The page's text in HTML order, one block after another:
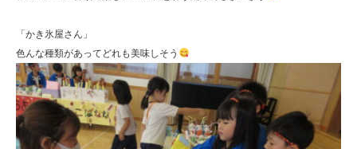
「かき氷屋さん」
色んな種類があってどれも美味しそう